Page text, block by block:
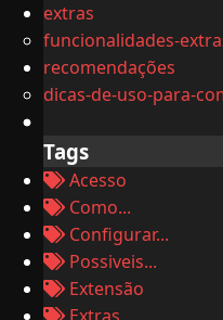
extras
funcionalidades-
recomendações
dicas-de-uso-para-
Tags
Acesso
Como...
Configurar...
Possiveis...
Extensão